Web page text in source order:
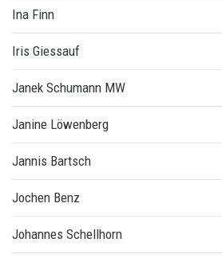
Ina Finn
Iris Giessauf
Janek Schumann MW
Janine Löwenberg
Jannis Bartsch
Jochen Benz
Johannes Schellhorn